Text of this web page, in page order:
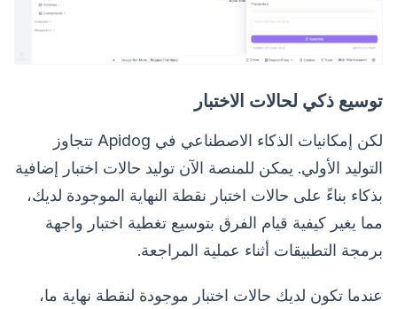
توسيع ذكي لحالات الاختبار
لكن إمكانيات الذكاء الاصطناعي في Apidog تتجاوز
التوليد الأولي. يمكن للمنصة الآن توليد حالات اختبار إضافية
بذكاء بناءً على حالات اختبار نقطة النهاية الموجودة لديك،
مما يغير كيفية قيام الفرق بتوسيع تغطية اختبار واجهة
برمجة التطبيقات أثناء عملية المراجعة.
عندما تكون لديك حالات اختبار موجودة لنقطة نهاية ما،